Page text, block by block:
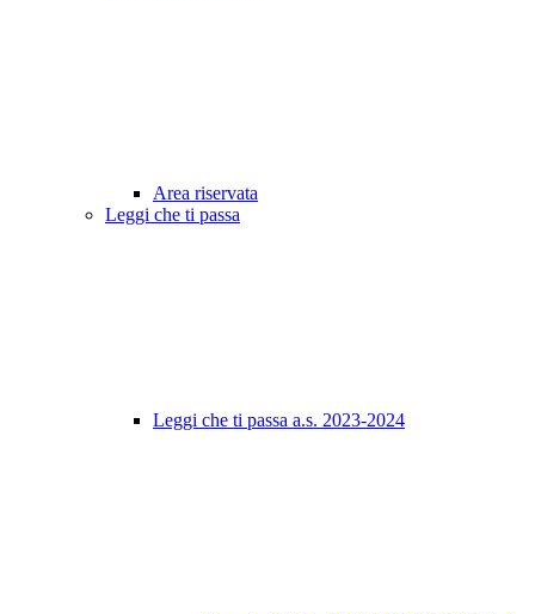
Area riservata
Leggi che ti passa
Leggi che ti passa a.s. 2023-2024